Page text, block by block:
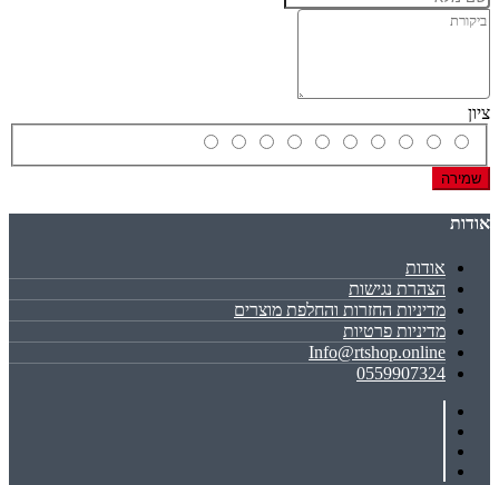
ציון
שמירה
אודות
אודות
הצהרת נגישות
מדיניות החזרות והחלפת מוצרים
מדיניות פרטיות
Info@rtshop.online
0559907324